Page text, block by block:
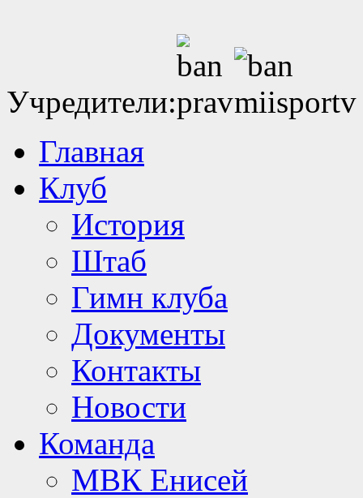
Учредители:
Главная
Клуб
История
Штаб
Гимн клуба
Документы
Контакты
Новости
Команда
МВК Енисей